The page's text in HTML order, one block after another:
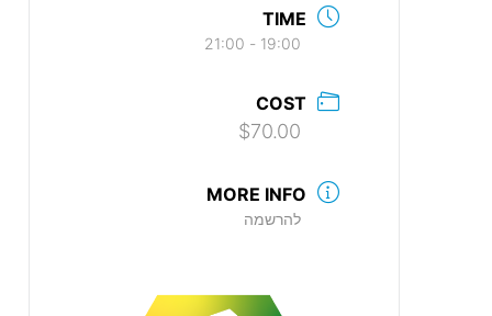
TIME
19:00 - 21:00
COST
$70.00
MORE INFO
להרשמה